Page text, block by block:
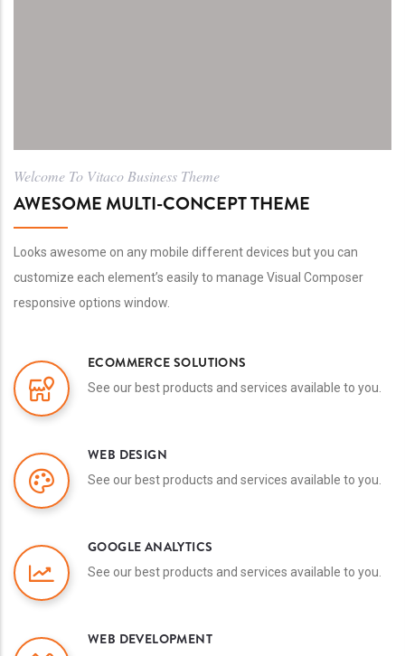
Welcome To Vitaco Business Theme
AWESOME MULTI-CONCEPT THEME
Looks awesome on any mobile different devices but you can
customize each element’s easily to manage Visual Composer
responsive options window.
ECOMMERCE SOLUTIONS
See our best products and services available to you.
WEB DESIGN
See our best products and services available to you.
GOOGLE ANALYTICS
See our best products and services available to you.
WEB DEVELOPMENT